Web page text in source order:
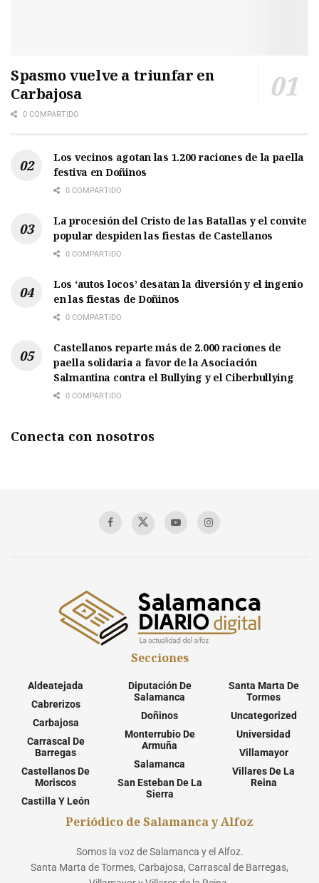
Spasmo vuelve a triunfar en
Carbajosa
0 COMPARTIDO
Los vecinos agotan las 1.200 raciones de la paella
festiva en Doñinos
0 COMPARTIDO
La procesión del Cristo de las Batallas y el convite
popular despiden las fiestas de Castellanos
0 COMPARTIDO
Los ‘autos locos’ desatan la diversión y el ingenio
en las fiestas de Doñinos
0 COMPARTIDO
Castellanos reparte más de 2.000 raciones de
paella solidaria a favor de la Asociación
Salmantina contra el Bullying y el Ciberbullying
0 COMPARTIDO
Conecta con nosotros
Secciones
Aldeatejada
Cabrerizos
Carbajosa
Carrascal De
Barregas
Castellanos De
Moriscos
Castilla Y León
Diputación De
Salamanca
Doñinos
Monterrubio De
Armuña
Salamanca
San Esteban De La
Sierra
Santa Marta De
Tormes
Uncategorized
Universidad
Villamayor
Villares De La
Reina
Periódico de Salamanca y Alfoz
Somos la voz de Salamanca y el Alfoz.
Santa Marta de Tormes, Carbajosa, Carrascal de Barregas,